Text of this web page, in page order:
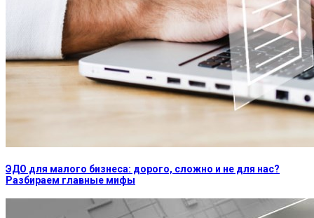
ЭДО для малого бизнеса: дорого, сложно и не для нас?
Разбираем главные мифы